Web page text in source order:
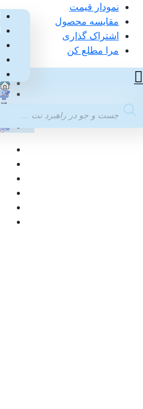
نمودار قیمت
مقایسه محصول
اشتراک گذاری
مرا مطلع کن
Products
search